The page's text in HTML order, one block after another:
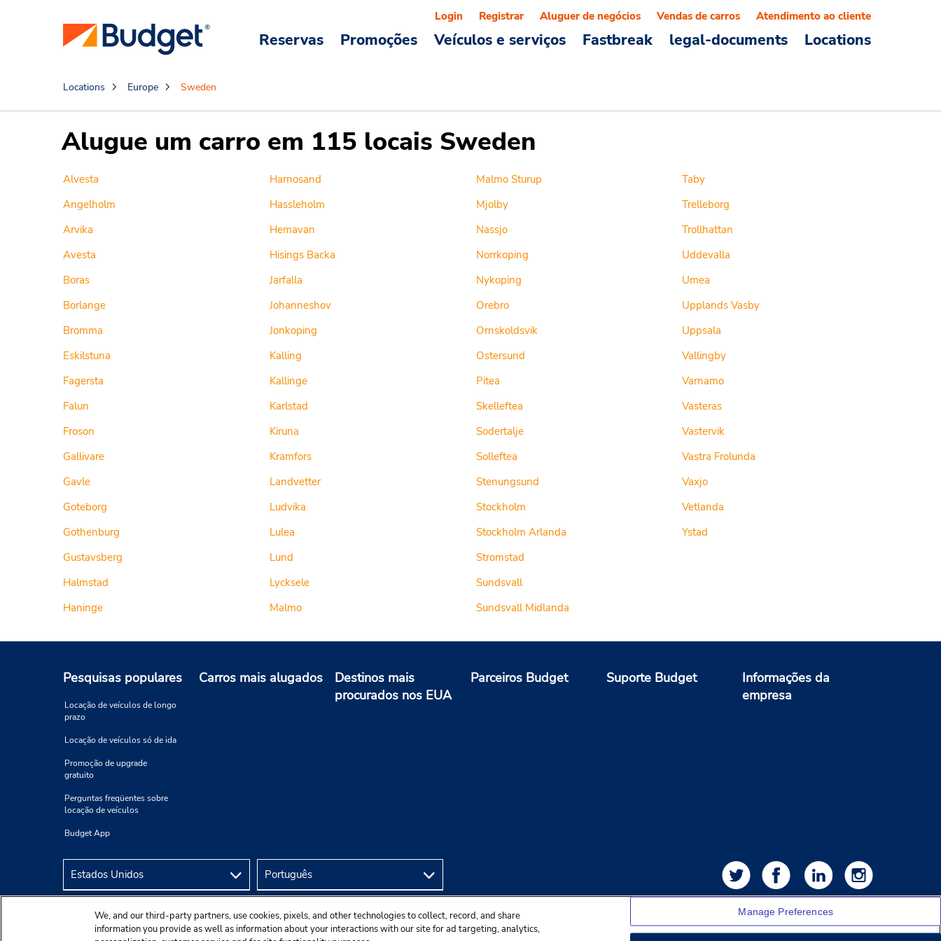
Reservas Promoções Veículos e serviços Fastbreak legal-documents Locations
Login Registrar Aluguer de negócios Vendas de carros Atendimento ao cliente
Locations Europe Sweden
Alugue um carro em 115 locais Sweden
Alvesta
Angelholm
Arvika
Avesta
Boras
Borlange
Bromma
Eskilstuna
Fagersta
Falun
Froson
Gallivare
Gavle
Goteborg
Gothenburg
Gustavsberg
Halmstad
Haninge
Harnosand
Hassleholm
Hemavan
Hisings Backa
Jarfalla
Johanneshov
Jonkoping
Kalling
Kallinge
Karlstad
Kiruna
Kramfors
Landvetter
Ludvika
Lulea
Lund
Lycksele
Malmo
Malmo Sturup
Mjolby
Nassjo
Norrkoping
Nykoping
Orebro
Ornskoldsvik
Ostersund
Pitea
Skelleftea
Sodertalje
Solleftea
Stenungsund
Stockholm
Stockholm Arlanda
Stromstad
Sundsvall
Sundsvall Midlanda
Taby
Trelleborg
Trollhattan
Uddevalla
Umea
Upplands Vasby
Uppsala
Vallingby
Varnamo
Vasteras
Vastervik
Vastra Frolunda
Vaxjo
Vetlanda
Ystad
Pesquisas populares
Locação de veículos de longo
prazo
Locação de veículos só de ida
Promoção de upgrade
gratuito
Perguntas freqüentes sobre
locação de veículos
Budget App
Carros mais alugados
Destinos mais
procurados nos EUA
Parceiros Budget Suporte Budget
Informações da
empresa
We, and our third-party partners, use cookies, pixels, and other technologies to collect, record, and share
information you provide as well as information about your interactions with our site for ad targeting, analytics,
Manage Preferences